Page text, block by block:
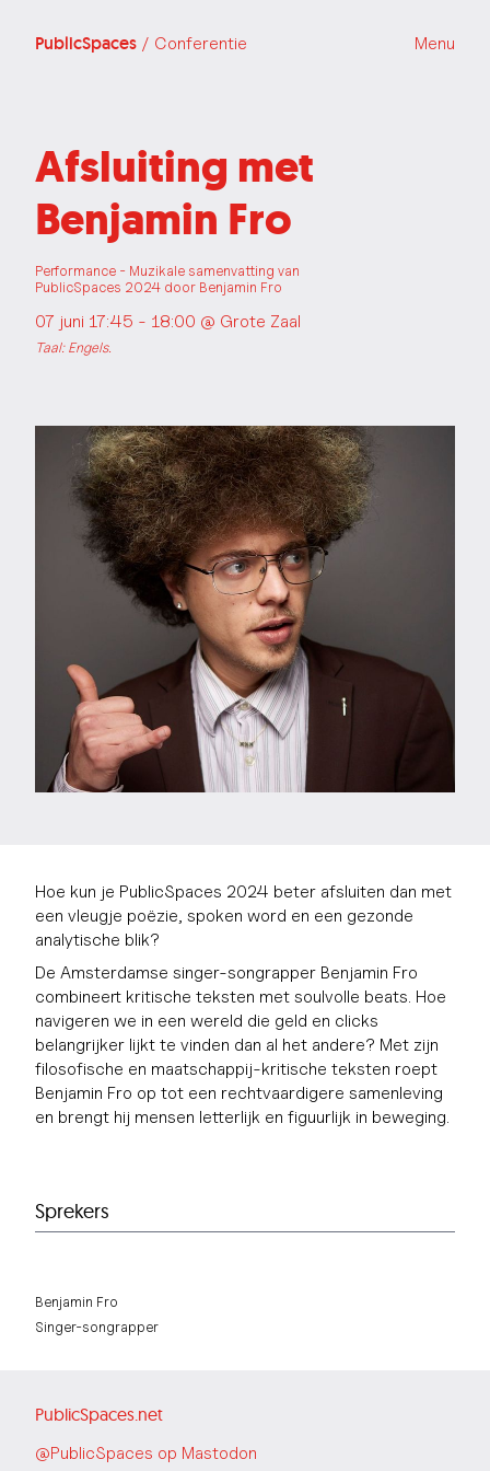
PublicSpaces / Conferentie Menu
Afsluiting met
Benjamin Fro
Performance - Muzikale samenvatting van
PublicSpaces 2024 door Benjamin Fro
07 juni 17:45 - 18:00 @ Grote Zaal
Taal: Engels.
Hoe kun je PublicSpaces 2024 beter afsluiten dan met
een vleugje poëzie, spoken word en een gezonde
analytische blik?
De Amsterdamse singer-songrapper Benjamin Fro
combineert kritische teksten met soulvolle beats. Hoe
navigeren we in een wereld die geld en clicks
belangrijker lijkt te vinden dan al het andere? Met zijn
filosofische en maatschappij-kritische teksten roept
Benjamin Fro op tot een rechtvaardigere samenleving
en brengt hij mensen letterlijk en figuurlijk in beweging.
Sprekers
Benjamin Fro
Singer-songrapper
PublicSpaces.net
@PublicSpaces op Mastodon